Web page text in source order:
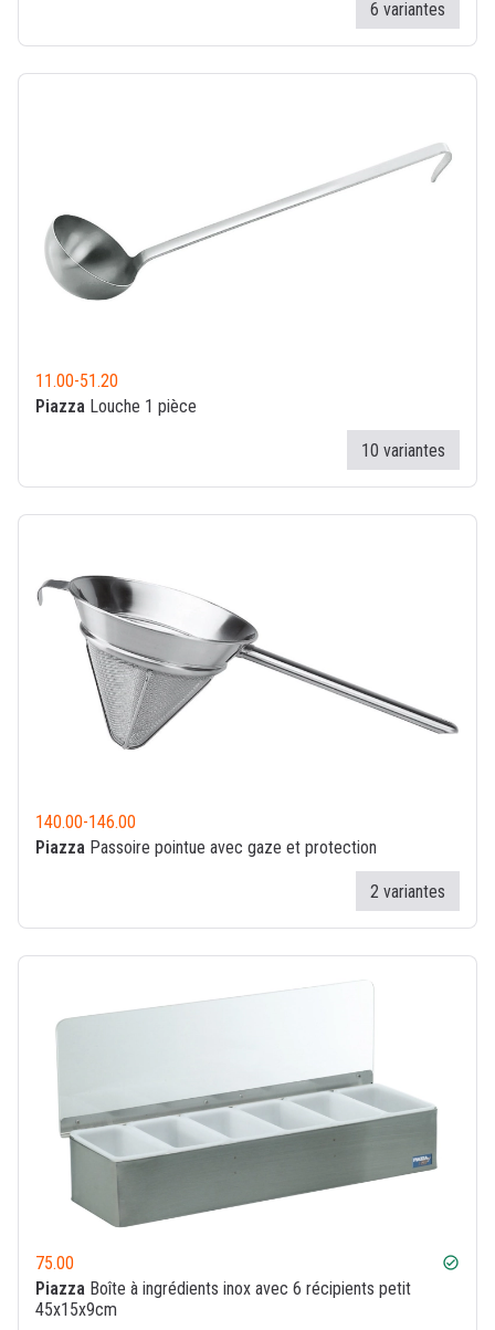
6 variantes
11.00-51.20
Piazza Louche 1 pièce
10 variantes
140.00-146.00
Piazza Passoire pointue avec gaze et protection
2 variantes
75.00 check_circle
Piazza Boîte à ingrédients inox avec 6 récipients petit
45x15x9cm